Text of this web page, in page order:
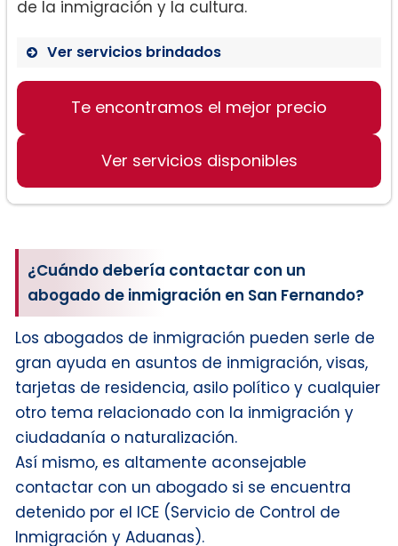
de la inmigración y la cultura.
Ver servicios brindados
Servicios de inmigración
Te encontramos el mejor precio
Ver servicios disponibles
¿Cuándo debería contactar con un
abogado de inmigración en San Fernando?
Los abogados de inmigración pueden serle de
gran ayuda en asuntos de inmigración, visas,
tarjetas de residencia, asilo político y cualquier
otro tema relacionado con la inmigración y
ciudadanía o naturalización.
Así mismo, es altamente aconsejable
contactar con un abogado si se encuentra
detenido por el ICE (Servicio de Control de
Inmigración y Aduanas).